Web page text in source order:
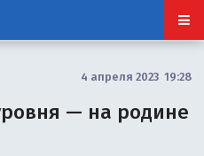
4 апреля 2023 19:28
— на родине